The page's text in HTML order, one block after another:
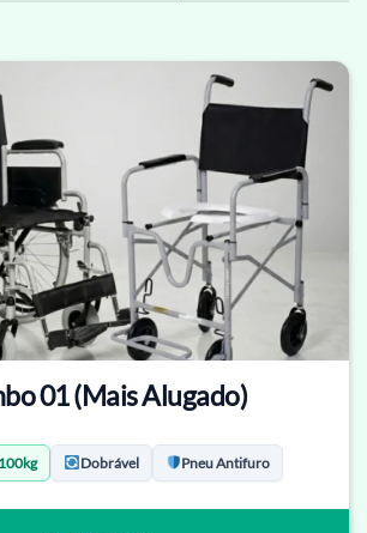
01 (Mais Alugado)
Dobrável Pneu Antifuro